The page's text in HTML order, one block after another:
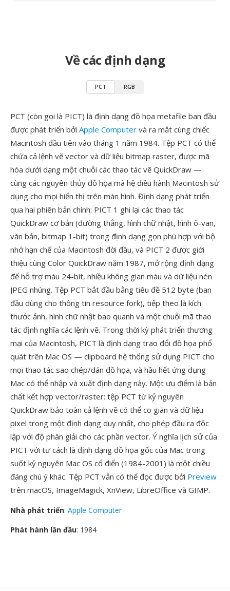
Về các định dạng
PCT RGB
PCT (còn gọi là PICT) là định dạng đồ họa metafile ban đầu
được phát triển bởi Apple Computer và ra mắt cùng chiếc
Macintosh đầu tiên vào tháng 1 năm 1984. Tệp PCT có thể
chứa cả lệnh vẽ vector và dữ liệu bitmap raster, được mã
hóa dưới dạng một chuỗi các thao tác vẽ QuickDraw —
cùng các nguyên thủy đồ họa mà hệ điều hành Macintosh sử
dụng cho mọi hiển thị trên màn hình. Định dạng phát triển
qua hai phiên bản chính: PICT 1 ghi lại các thao tác
QuickDraw cơ bản (đường thẳng, hình chữ nhật, hình ô-van,
văn bản, bitmap 1-bit) trong định dạng gọn phù hợp với bộ
nhớ hạn chế của Macintosh đời đầu, và PICT 2 được giới
thiệu cùng Color QuickDraw năm 1987, mở rộng định dạng
để hỗ trợ màu 24-bit, nhiều không gian màu và dữ liệu nén
JPEG nhúng. Tệp PCT bắt đầu bằng tiêu đề 512 byte (ban
đầu dùng cho thông tin resource fork), tiếp theo là kích
thước ảnh, hình chữ nhật bao quanh và một chuỗi mã thao
tác định nghĩa các lệnh vẽ. Trong thời kỳ phát triển thương
mại của Macintosh, PICT là định dạng trao đổi đồ họa phổ
quát trên Mac OS — clipboard hệ thống sử dụng PICT cho
mọi thao tác sao chép/dán đồ họa, và hầu hết ứng dụng
Mac có thể nhập và xuất định dạng này. Một ưu điểm là bản
chất kết hợp vector/raster: tệp PCT từ kỷ nguyên
QuickDraw bảo toàn cả lệnh vẽ có thể co giãn và dữ liệu
pixel trong một định dạng duy nhất, cho phép đầu ra độc
lập với độ phân giải cho các phần vector. Ý nghĩa lịch sử của
PICT với tư cách là định dạng đồ họa gốc của Mac trong
suốt kỷ nguyên Mac OS cổ điển (1984-2001) là một chiều
đáng chú ý khác. Tệp PCT vẫn có thể đọc được bởi Preview
trên macOS, ImageMagick, XnView, LibreOffice và GIMP.
Nhà phát triển: Apple Computer
Phát hành lần đầu: 1984